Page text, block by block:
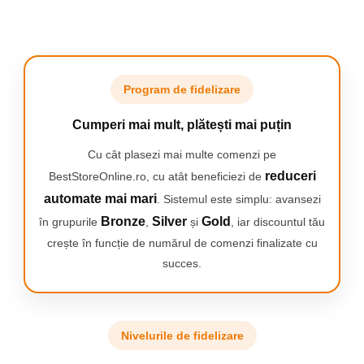
ardere
CUM SE UTILIZEAZA
Conectati generatorul la priza
Folositi butonul pentru a seta timpul de ozonizare
Veti obtine cele mai bune rezultate prin ozonarea camerei de
pana la 3 ori pe saptamana
PRECAUTII
dispozitivul a terminat de functionare, aeriseste
pana cand mirosul specific
Processul de
generatorul se opreste este estimat sa dureze panala doua
LOCURI DE APLICARE
Program de fidelizare
Cumperi mai mult, plătești mai puțin
Cu cât plasezi mai multe comenzi pe
BestStoreOnline.ro, cu atât beneficiezi de reduceri
automate mai mari. Sistemul este simplu: avansezi
în grupurile Bronze Silver și Gold
, iar discountul tău
crește în funcție de numărul de comenzi finalizate cu
succes.
Nivelurile de fidelizare